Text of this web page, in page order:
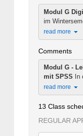
Modul G
im
read more
Comments
Modul G -
mit SPSS In
read more
13 Class
REGULAR